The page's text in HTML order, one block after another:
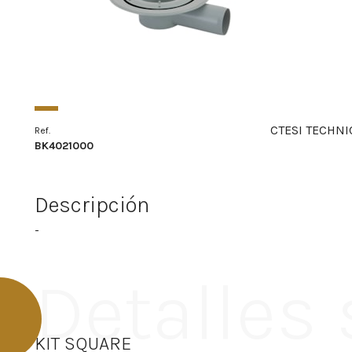
Ref.
BK4021000
CTESI
Descripción
-
Detalles
KIT SQUARE